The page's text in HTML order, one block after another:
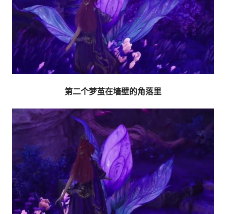
第二个梦茧在墙壁的角落里